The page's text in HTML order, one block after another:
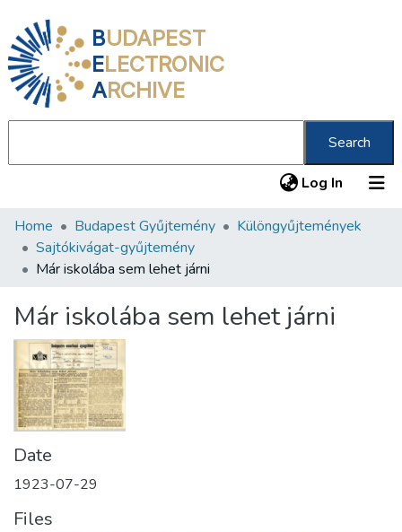
BUDAPEST
ELECTRONIC
ARCHIVE
Search
Log In (current)
Communities & Collections
All of DSpace
About us
Home Budapest Gyűjtemény
Különgyűjtemények
Sajtókivágat-gyűjtemény
Már iskolába sem lehet járni
Már iskolába sem lehet járni
Date
1923-07-29
Files